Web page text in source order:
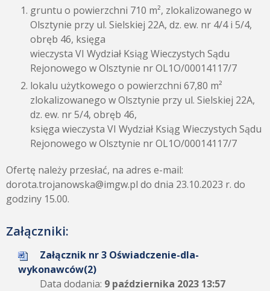
gruntu o powierzchni 710 m², zlokalizowanego w
Olsztynie przy ul. Sielskiej 22A, dz. ew. nr 4/4 i 5/4,
obręb 46, księga
wieczysta VI Wydział Ksiąg Wieczystych Sądu
Rejonowego w Olsztynie nr OL1O/00014117/7
lokalu użytkowego o powierzchni 67,80 m²
zlokalizowanego w Olsztynie przy ul. Sielskiej 22A,
dz. ew. nr 5/4, obręb 46,
księga wieczysta VI Wydział Ksiąg Wieczystych Sądu
Rejonowego w Olsztynie nr OL1O/00014117/7
Ofertę należy przesłać, na adres e-mail:
dorota.trojanowska@imgw.pl do dnia 23.10.2023 r. do
godziny 15.00.
Załączniki:
Załącznik nr 3 Oświadczenie-dla-
wykonawców(2)
Data dodania: 9 października 2023 13:57